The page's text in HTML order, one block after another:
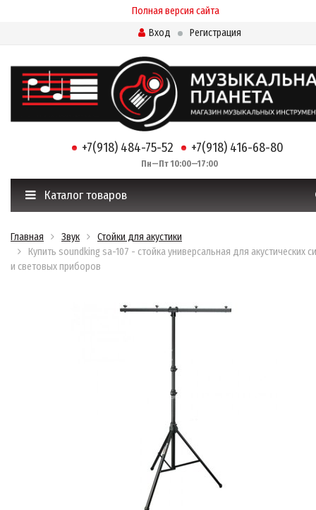
Полная версия сайта
Вход
Регистрация
+7(918) 484-75-52 +7(918) 416-68-80
Пн—Пт 10:00—17:00
Каталог товаров
Главная Звук
Стойки для акустики
Купить soundking sa-107 - стойка универсальная для акустических
и световых приборов